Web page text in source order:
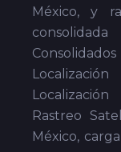
México, y
Rastreo
México,